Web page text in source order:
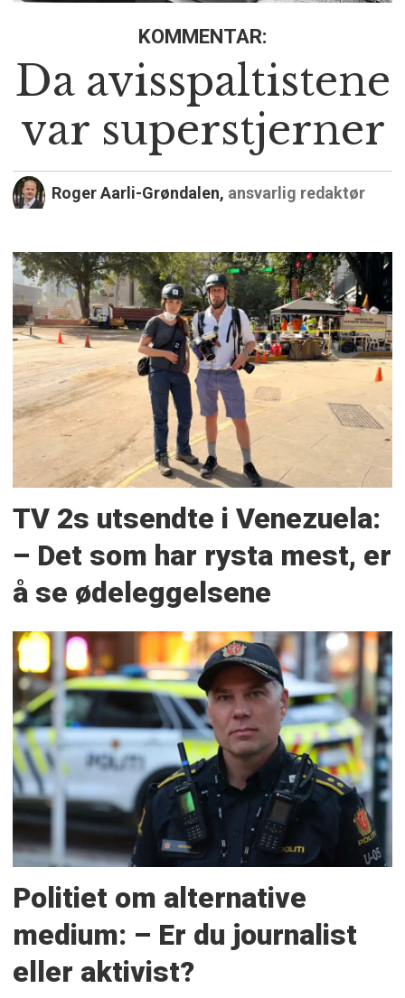
KOMMENTAR:
Da avisspaltistene
var superstjerner
Roger Aarli-Grøndalen, ansvarlig redaktør
TV 2s utsendte i Venezuela:
– Det som har rysta mest, er
å se ødeleggelsene
Politiet om alternative
medium: – Er du journalist
eller aktivist?